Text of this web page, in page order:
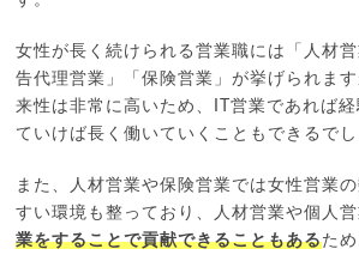
女性が長く続けられる営業職には「人材
告代理営業」「保険営業」が挙げられま
来性は非常に高いため、IT営業であれば
ていけば長く働いていくこともできるでし
また、人材営業や保険営業では女性営業
すい環境も整っており、人材営業や個人営
業をすることで貢献できることもあるため